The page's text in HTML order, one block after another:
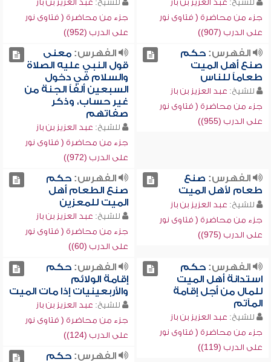
للشيخ: عبد العزيز بن باز
جزء من محاضرة ( فتاوى نور
على الدرب (907))
للشيخ: عبد العزيز بن باز
جزء من محاضرة ( فتاوى نور
على الدرب (952))
الفهرس:حكم
صنع أهل الميت
طعاماً للناس
للشيخ: عبد العزيز بن باز
جزء من محاضرة ( فتاوى نور
على الدرب (955))
الفهرس:معنى
قول النبي عليه الصلاة
والسلام في دخول
السبعين ألفاً الجنة من
غير حساب، وذكر
صفاتهم
للشيخ: عبد العزيز بن باز
جزء من محاضرة ( فتاوى نور
على الدرب (972))
الفهرس: صنع
طعام لأهل الميت
للشيخ: عبد العزيز بن باز
جزء من محاضرة ( فتاوى نور
على الدرب (975))
الفهرس:حكم
صنع الطعام أهل
الميت للمعزين
للشيخ: عبد العزيز بن باز
جزء من محاضرة ( فتاوى نور
على الدرب (60))
الفهرس:حكم
استدانة أهل الميت
للمال من أجل إقامة
المآتم
للشيخ: عبد العزيز بن باز
جزء من محاضرة ( فتاوى نور
على الدرب (119))
الفهرس:حكم
إقامة الولائم
والأربعينيات إذا مات الميت
للشيخ: عبد العزيز بن باز
جزء من محاضرة ( فتاوى نور
على الدرب (124))
الفهرس:حكم